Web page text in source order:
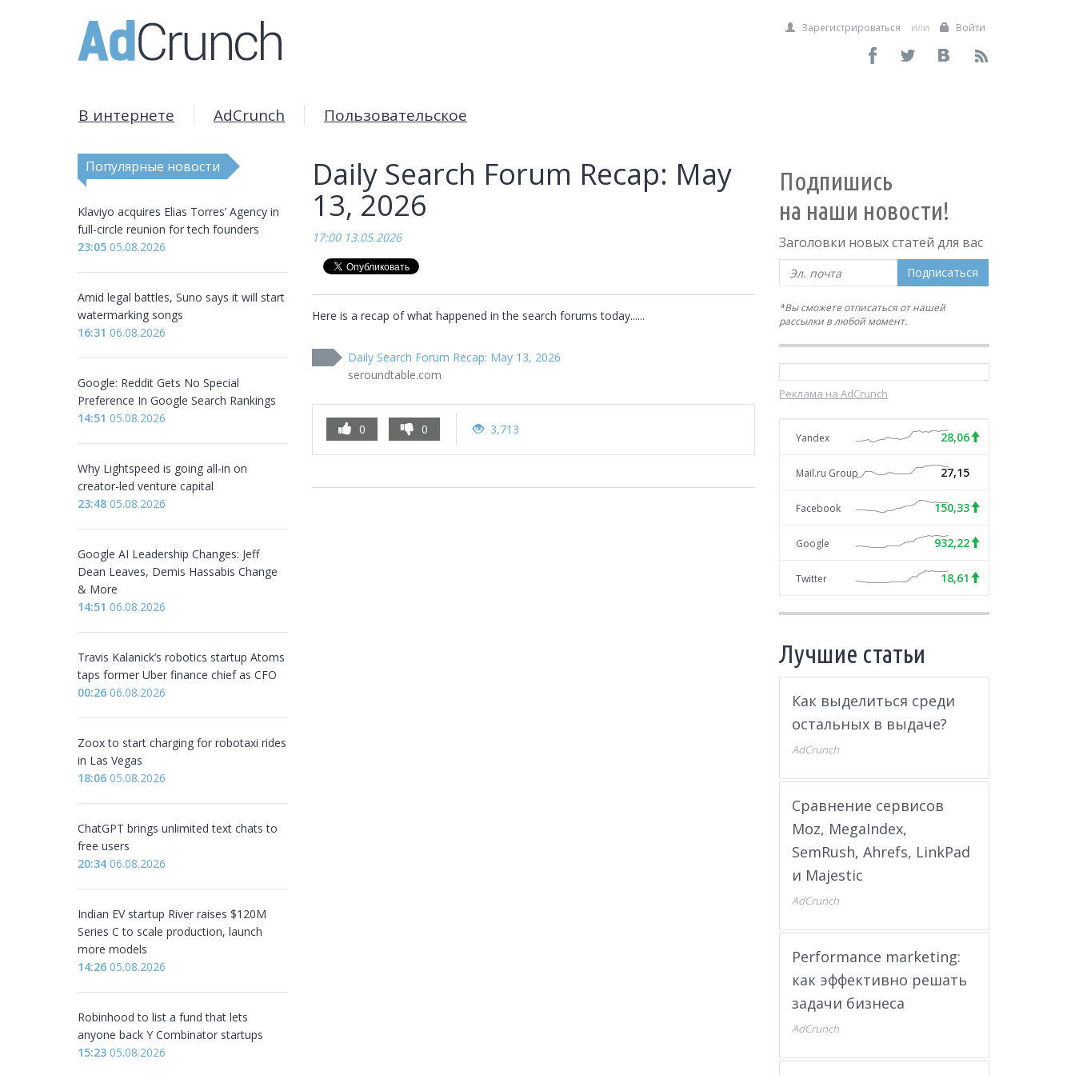
Зарегистрироваться или Войти
В интернете AdCrunch Пользовательское
Популярные новости
Klaviyo acquires Elias Torres’ Agency in
full-circle reunion for tech founders
23:05 05.08.2026
Amid legal battles, Suno says it will start
watermarking songs
16:31 06.08.2026
Google: Reddit Gets No Special
Preference In Google Search Rankings
14:51 05.08.2026
Why Lightspeed is going all-in on
creator-led venture capital
23:48 05.08.2026
Google AI Leadership Changes: Jeff
Dean Leaves, Demis Hassabis Change
& More
14:51 06.08.2026
Travis Kalanick’s robotics startup Atoms
taps former Uber finance chief as CFO
00:26 06.08.2026
Zoox to start charging for robotaxi rides
in Las Vegas
18:06 05.08.2026
ChatGPT brings unlimited text chats to
free users
20:34 06.08.2026
Indian EV startup River raises $120M
Series C to scale production, launch
more models
14:26 05.08.2026
Robinhood to list a fund that lets
anyone back Y Combinator startups
15:23 05.08.2026
Daily Search Forum Recap: May
13, 2026
17:00 13.05.2026
Here is a recap of what happened in the search forums today......
Daily Search Forum Recap: May 13, 2026
seroundtable.com
0 0 3,713
Подпишись
на наши новости!
Заголовки новых статей для вас
Подписаться
*Вы сможете отписаться от нашей
рассылки в любой момент.
Реклама на AdCrunch
Yandex 28,06
Mail.ru Group 27,15
Facebook 150,33
Google 932,22
Twitter 18,61
Лучшие статьи
Как выделиться среди
остальных в выдаче?
AdCrunch
Сравнение сервисов
Moz, MegaIndex,
SemRush, Ahrefs, LinkPad
и Majestic
AdCrunch
Performance marketing:
как эффективно решать
задачи бизнеса
AdCrunch